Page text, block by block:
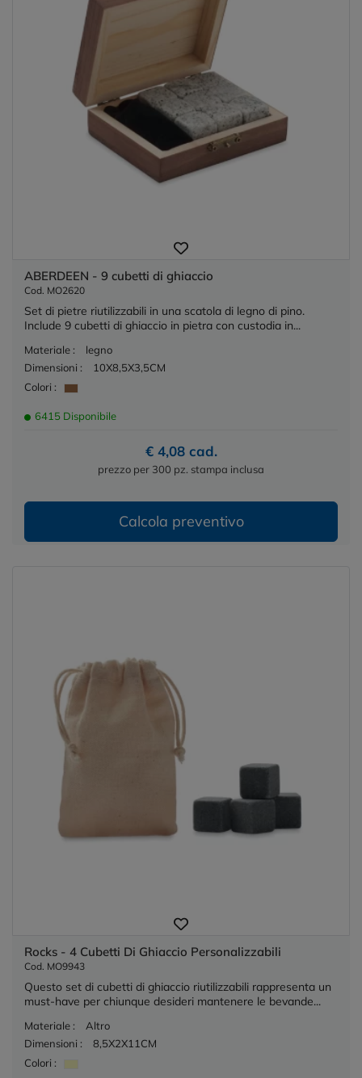
ABERDEEN - 9 cubetti di ghiaccio
Cod. MO2620
Set di pietre riutilizzabili in una scatola di legno di pino.
Include 9 cubetti di ghiaccio in pietra con custodia in...
Materiale :
legno
Dimensioni :
10X8,5X3,5CM
Colori :
6415 Disponibile
€ 4,08 cad.
prezzo per 300 pz. stampa inclusa
Calcola preventivo
Rocks - 4 Cubetti Di Ghiaccio Personalizzabili
Cod. MO9943
Questo set di cubetti di ghiaccio riutilizzabili rappresenta un
must-have per chiunque desideri mantenere le bevande...
Materiale :
Altro
Dimensioni :
8,5X2X11CM
Colori :